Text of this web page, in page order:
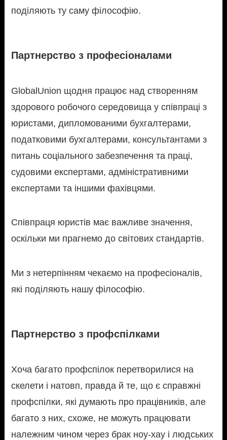
поділяють ту саму філософію.
Партнерство з професіоналами
GlobalUnion щодня працює над створенням
здорового робочого середовища у співпраці з
юристами, дипломованими бухгалтерами,
податковими бухгалтерами, консультантами з
питань соціального забезпечення та праці,
судовими експертами, адміністративними
експертами та іншими фахівцями.
Співпраця юристів має важливе значення,
оскільки ми прагнемо до світових стандартів.
Ми з нетерпінням чекаємо на професіоналів,
які поділяють нашу філософію.
Партнерство з профспілками
Хоча багато профспілок перетворилися на
скелети і натовп, правда й те, що є справжні
профспілки, які думають про працівників, але
багато з них, схоже, не можуть працювати
належним чином через брак ноу-хау і людських